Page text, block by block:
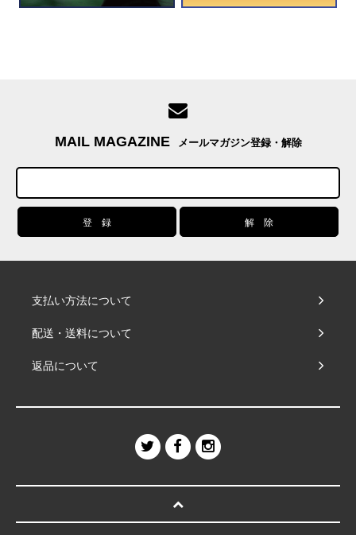
MAIL MAGAZINE メールマガジン登録・解除
支払い方法について
配送・送料について
返品について